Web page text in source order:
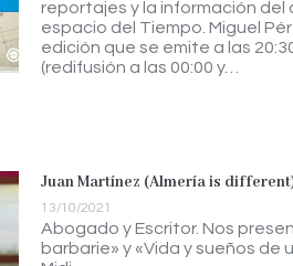
reportajes y la información del
espacio del Tiempo. Miguel
edición que se emite a las
(redifusión a las 00:00 y…
Juan Martínez (Almería is
13/10/2021
Abogado y Escritor. Nos
barbarie» y «Vida y sueños de